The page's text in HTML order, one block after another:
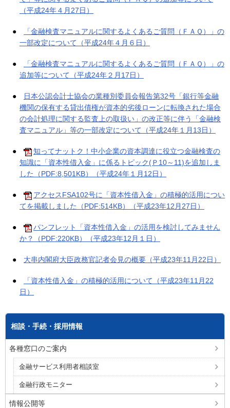
（平成24年４月27日）
●
「金融検査マニュアルに関するよくあるご質問（ＦＡＱ）」の
一部改定について（平成24年４月６日）
●
「金融検査マニュアルに関するよくあるご質問（ＦＡＱ）」の
追加等について（平成24年２月17日）
●
日本公認会計士協会の業種別委員会報告第32号「銀行等金融
機関の保有する貸出債権が資本的劣後ローンに転換された場合
の会計処理に関する監査上の取扱い」の改正等に伴う「金融検
査マニュアル」等の一部改定について（平成24年１月13日）
●
知ってナットク！中小企業の資本調達に役立つ金融検査の
知識に「資本性借入金」に係るトピック(Ｐ10～11)を追加しま
した（PDF:8,501KB）（平成24年１月12日）
●
アクセスFSA102号に「資本性借入金」の積極的活用につい
てを掲載しました（PDF:514KB）（平成23年12月27日）
●
パンフレット「資本性借入金」の活用を検討してみません
か？（PDF:220KB）（平成23年12月１日）
● 大串内閣府大臣政務官記者会見の概要（平成23年11月22日）
●
「資本性借入金」の積極的活用について（平成23年11月22
日）
相談・手続・採用情報
各種窓口のご案内
金融サービス利用者相談室
金融行政モニター
情報公開等